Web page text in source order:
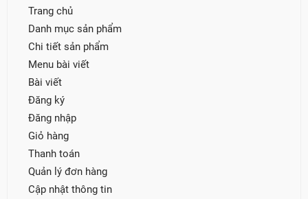
Trang chủ
Danh mục sản phẩm
Chi tiết sản phẩm
Menu bài viết
Bài viết
Đăng ký
Đăng nhập
Giỏ hàng
Thanh toán
Quản lý đơn hàng
Cập nhật thông tin